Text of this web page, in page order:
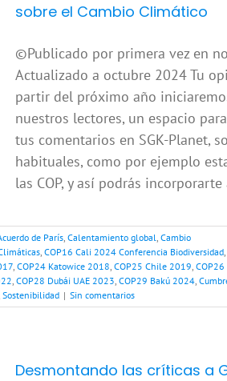
sobre el Cambio Climático
©Publicado por primera vez en
Actualizado a octubre 2024 Tu
partir del próximo año
nuestros lectores, un espacio
tus comentarios en SGK-Planet,
habituales, como por ejemplo
las COP, y así podrás
de París, Calentamiento global, Cambio
, COP16 Cali 2024 Conferencia Biodiversidad,
, COP24 Katowice 2018, COP25 Chile 2019, COP26
, COP28 Dubái UAE 2023, COP29 Bakú 2024,
Sostenibilidad | Sin comentarios
Desmontando las críticas a